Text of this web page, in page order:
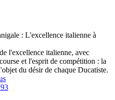
: L'excellence italienne à
l'excellence italienne, avec
et l'esprit de compétition : la
du désir de chaque Ducatiste.